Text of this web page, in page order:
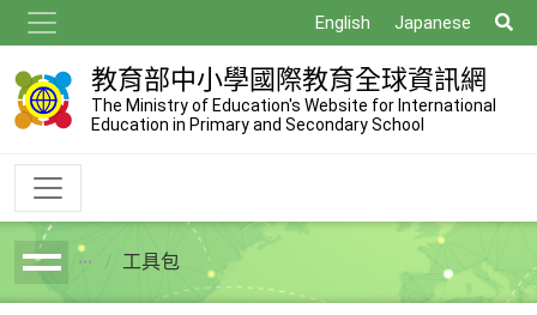
到
主
要
內
English Japanese
尋
教育部中小學國際教育全球資訊網
The Ministry of Education's Website for International
Education in Primary and Secondary School
breadcrumb工具包